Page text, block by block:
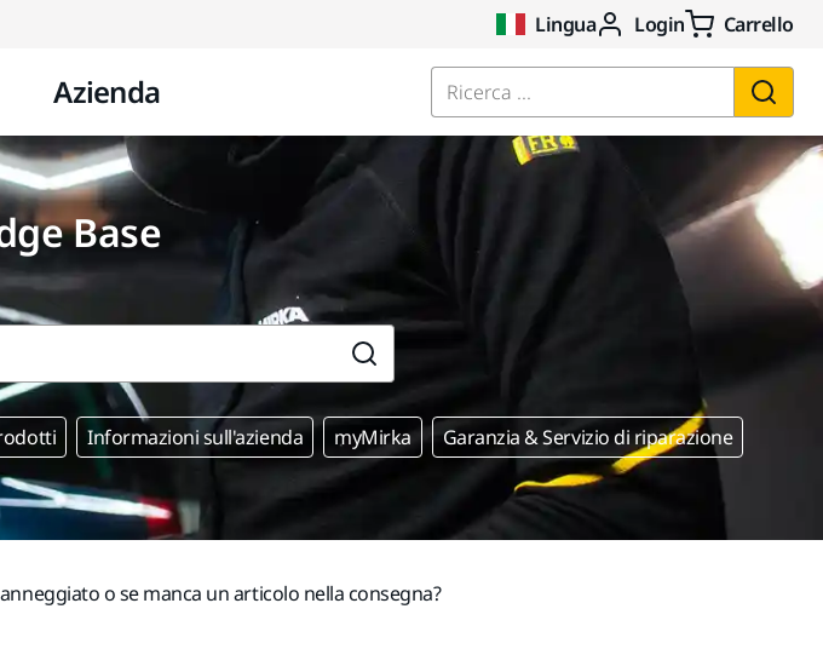
Lingua Login Carrello
Azienda Ricerca ...
Base
Informazioni sull'azienda myMirka Garanzia & Servizio di riparazione
o se manca un articolo nella consegna?